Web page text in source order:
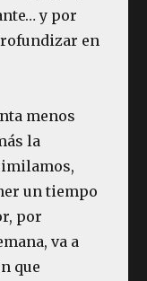
y por
en
menos
la
un tiempo
por
va a
que